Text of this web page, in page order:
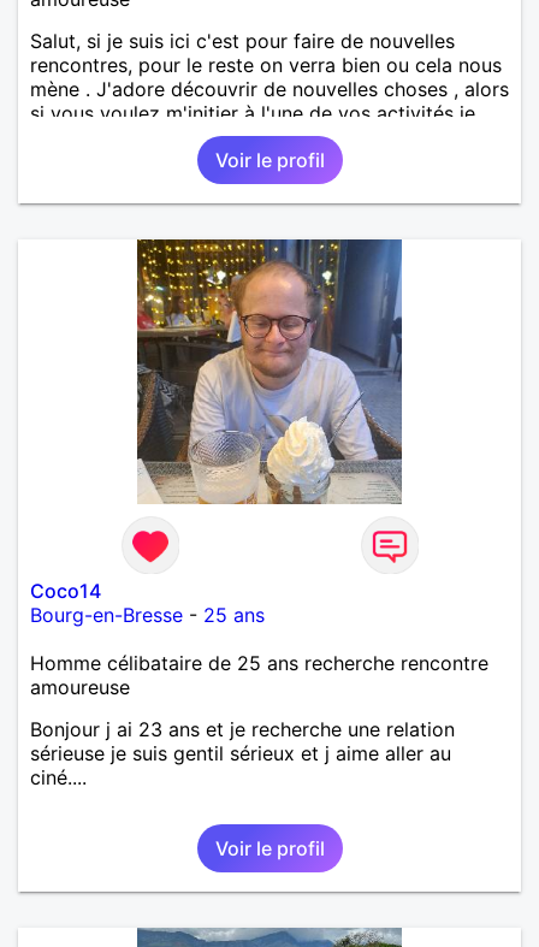
Salut, si je suis ici c'est pour faire de nouvelles
rencontres, pour le reste on verra bien ou cela nous
mène . J'adore découvrir de nouvelles choses , alors
si vous voulez m'initier à l'une de vos activités je
Voir le profil
Coco14
Bourg-en-Bresse - 25 ans
Homme célibataire de 25 ans recherche rencontre
amoureuse
Bonjour j ai 23 ans et je recherche une relation
sérieuse je suis gentil sérieux et j aime aller au
ciné....
Voir le profil